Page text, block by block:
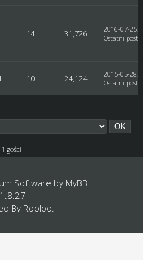
14 31,726
2016-07-25,
Ostatni post
10 24,124
2015-05-28,
Ostatni post
gości
Software by MyBB
1.8.27
By Rooloo